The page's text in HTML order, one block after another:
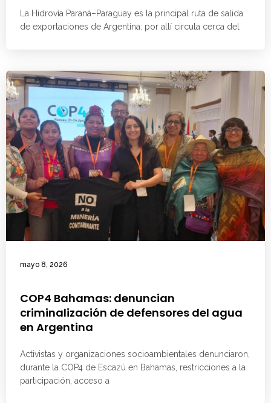
La Hidrovía Paraná–Paraguay es la principal ruta de salida
de exportaciones de Argentina: por allí circula cerca del
mayo 8, 2026
COP4 Bahamas: denuncian
criminalización de defensores del agua
en Argentina
Activistas y organizaciones socioambientales denunciaron,
durante la COP4 de Escazú en Bahamas, restricciones a la
participación, acceso a